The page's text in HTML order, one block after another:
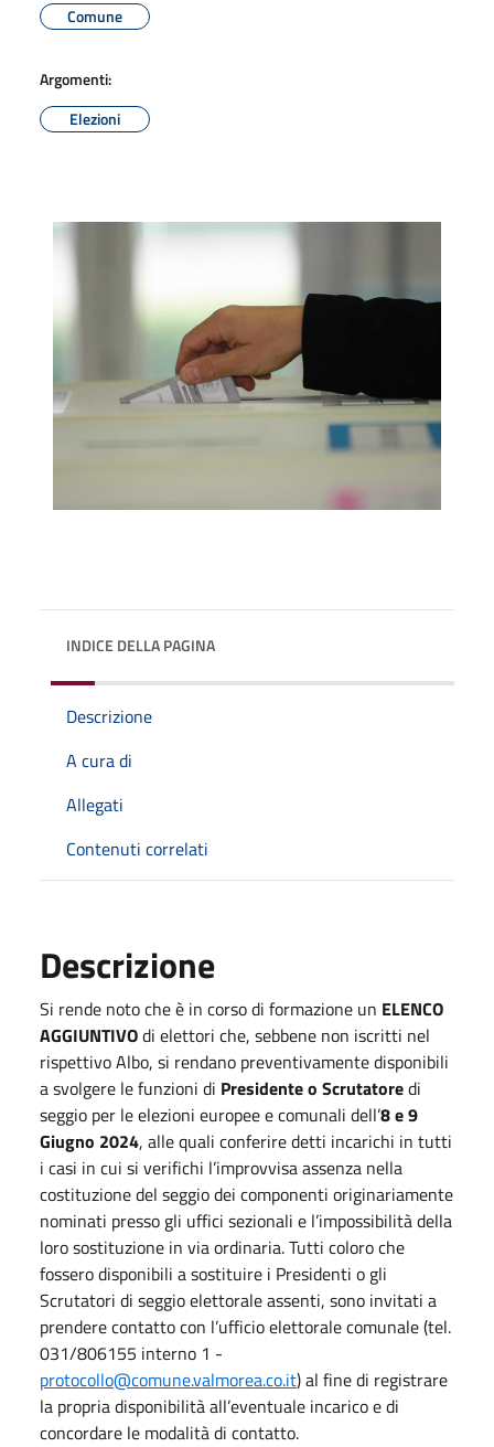
Comune
Argomenti:
Elezioni
INDICE DELLA PAGINA
Descrizione
A cura di
Allegati
Contenuti correlati
Descrizione
Si rende noto che è in corso di formazione un ELENCO
AGGIUNTIVOdi elettori che, sebbene non iscritti nel
rispettivo Albo, si rendano preventivamente disponibili
a svolgere le funzioni di Presidente o Scrutatoredi
seggio per le elezioni europee e comunali dell’8 e 9
Giugno 2024, alle quali conferire detti incarichi in tutti
i casi in cui si verifichi l’improvvisa assenza nella
costituzione del seggio dei componenti originariamente
nominati presso gli uffici sezionali e l’impossibilità della
loro sostituzione in via ordinaria. Tutti coloro che
fossero disponibili a sostituire i Presidenti o gli
Scrutatori di seggio elettorale assenti, sono invitati a
prendere contatto con l’ufficio elettorale comunale (tel.
031/806155 interno 1 -
protocollo@comune.valmorea.co.it) al fine di registrare
la propria disponibilità all’eventuale incarico e di
concordare le modalità di contatto.